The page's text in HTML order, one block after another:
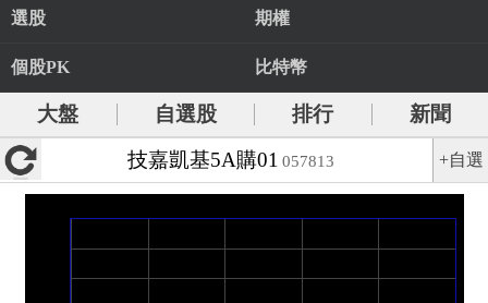
選股 期權
個股PK 比特幣
大盤 自選股 排行
新聞
技嘉凱基5A購01 057813 +自選